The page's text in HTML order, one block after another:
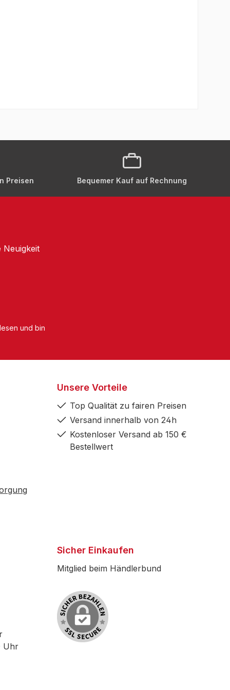
Preisen Bequemer Kauf auf Rechnung
Neuigkeit
und bin
Unsere Vorteile
Top Qualität zu fairen Preisen
Versand innerhalb von 24h
Kostenloser Versand ab 150 €
Bestellwert
Uhr
Sicher Einkaufen
Mitglied beim Händlerbund